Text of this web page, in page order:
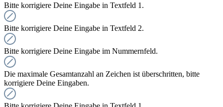
Bitte korrigiere Deine Eingabe in Textfeld 1.
Bitte korrigiere Deine Eingabe in Textfeld 2.
Bitte korrigiere Deine Eingabe im Nummernfeld.
Die maximale Gesamtanzahl an Zeichen ist überschritten, bitte
korrigiere Deine Eingaben.